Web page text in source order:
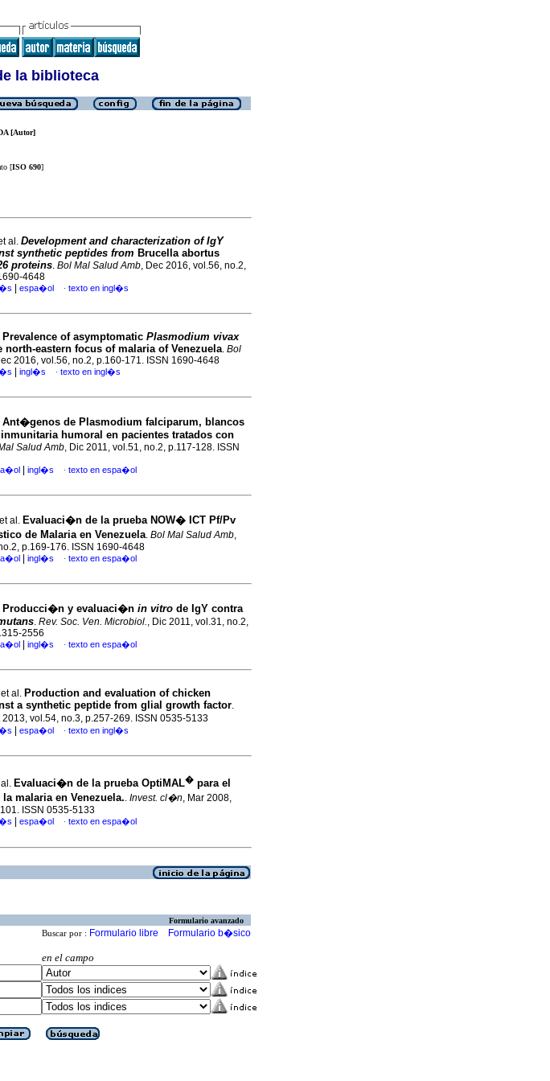
la biblioteca
[Autor]
[ISO 690]
al. Development and characterization of IgY
synthetic peptides from Brucella abortus
proteins. Bol Mal Salud Amb, Dec 2016, vol.56, no.2,
4648
espa�ol · texto en ingl�s
Prevalence of asymptomatic Plasmodium vivax
eastern focus of malaria of Venezuela. Bol
2016, vol.56, no.2, p.160-171. ISSN 1690-4648
ingl�s · texto en ingl�s
Ant�genos de Plasmodium falciparum, blancos
humoral en pacientes tratados con
Salud Amb, Dic 2011, vol.51, no.2, p.117-128. ISSN
ingl�s · texto en espa�ol
al. Evaluaci�n de la prueba NOW� ICT Pf/Pv
de Malaria en Venezuela. Bol Mal Salud Amb,
p.169-176. ISSN 1690-4648
ingl�s · texto en espa�ol
Producci�n y evaluaci�n in vitro de IgY contra
. Rev. Soc. Ven. Microbiol., Dic 2011, vol.31, no.2,
2556
ingl�s · texto en espa�ol
al. Production and evaluation of chicken
a synthetic peptide from glial growth factor.
2013, vol.54, no.3, p.257-269. ISSN 0535-5133
espa�ol · texto en ingl�s
Evaluaci�n de la prueba OptiMAL� para el
malaria en Venezuela.. Invest. cl�n, Mar 2008,
ISSN 0535-5133
espa�ol · texto en espa�ol
Formulario avanzado
Buscar por : Formulario libre Formulario b�sico
en el campo